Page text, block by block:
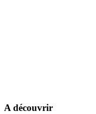
A découvrir